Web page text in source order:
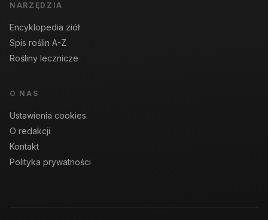
NARZĘDZIA
Encyklopedia ziół
Spis roślin A-Z
Rośliny lecznicze
O NAS
Ustawienia cookies
O redakcji
Kontakt
Polityka prywatności